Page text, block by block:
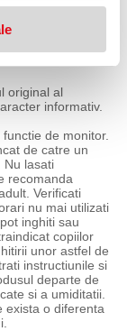
original al
informativ.
de monitor.
de catre un
Nu lasati
recomanda
Verificati
nu mai utilizati
inghiti sau
copiilor
unor astfel de
instructiunile si
departe de
si a umiditatii.
exista o diferenta